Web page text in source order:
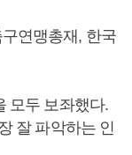
연맹총재, 한국
모두 보좌했다.
잘 파악하는 인